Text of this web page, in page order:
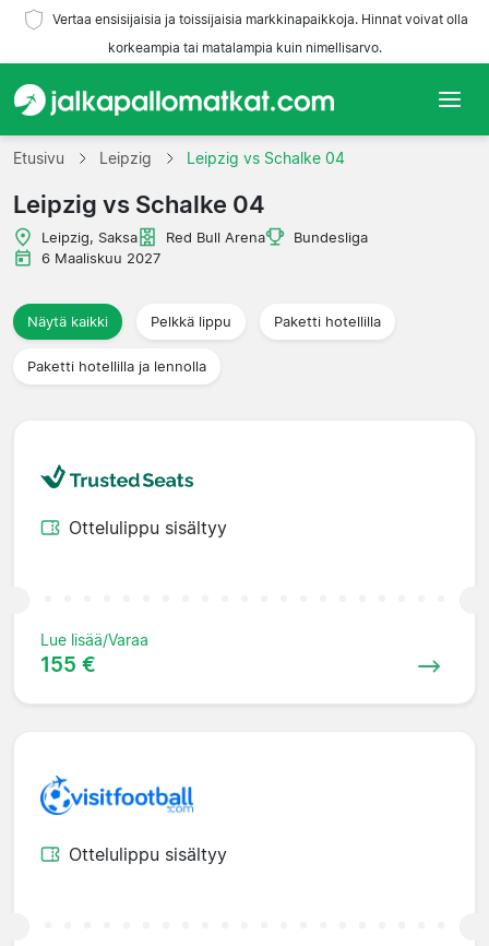
Vertaa ensisijaisia ja toissijaisia markkinapaikkoja. Hinnat voivat olla
korkeampia tai matalampia kuin nimellisarvo.
Etusivu
Joukkueet
Liigat
Matkatoimistoja
Etusivu Leipzig Leipzig vs Schalke 04
Leipzig vs Schalke 04
Leipzig, Saksa Red Bull Arena
Bundesliga
6 Maaliskuu 2027
Näytä kaikki Pelkkä lippu Paketti hotellilla
Paketti hotellilla ja lennolla
Ottelulippu sisältyy
Lue lisää/Varaa
155 €
Ottelulippu sisältyy